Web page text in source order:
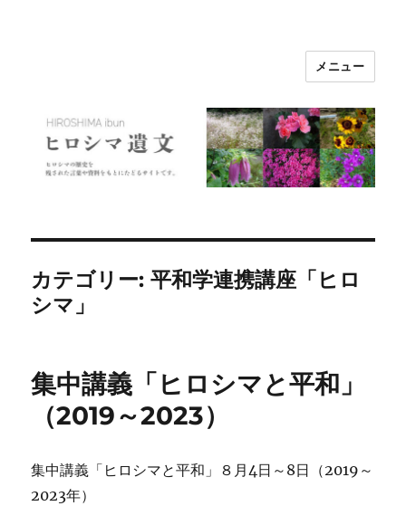
メニュー
カテゴリー:平和学連携講座「ヒロ
シマ」
集中講義「ヒロシマと平和」
（2019～2023）
集中講義「ヒロシマと平和」８月4日～8日（2019～
2023年）